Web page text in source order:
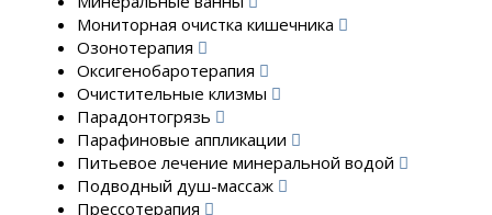
Мониторная очистка кишечника
Озонотерапия
Оксигенобаротерапия
Очистительные клизмы
Парадонтогрязь
Парафиновые аппликации
Питьевое лечение минеральной водой
Подводный душ-массаж
Прессотерапия